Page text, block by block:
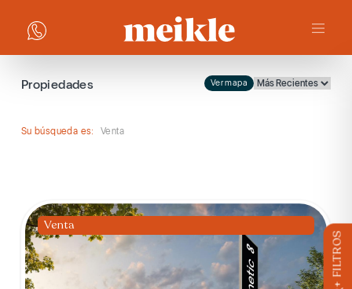
+ FILTROS
Propiedades Ver mapa
Su búsqueda es: Venta
Venta